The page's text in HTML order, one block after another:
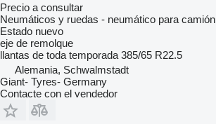
Precio a consultar
Neumáticos y ruedas - neumático para camión
Estado nuevo
eje de remolque
llantas de toda temporada 385/65 R22.5
Alemania, Schwalmstadt
Giant- Tyres- Germany
Contacte con el vendedor